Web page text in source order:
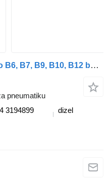
Haldex 90549 90548 za Volvo B6, B7, B9, B10, B12 bus (1978-2011) autobusa
pneumatiku
3194899
dizel